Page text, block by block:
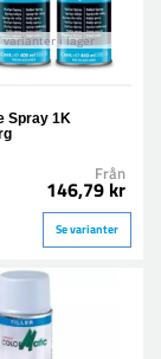
varianter i lager
Spray 1K
Från
146,79 kr
Se varianter